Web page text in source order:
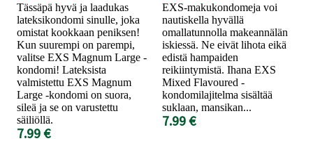
Tässäpä hyvä ja laadukas
lateksikondomi sinulle, joka
omistat kookkaan peniksen!
Kun suurempi on parempi,
valitse EXS Magnum Large -
kondomi! Lateksista
valmistettu EXS Magnum
Large -kondomi on suora,
sileä ja se on varustettu
säiliöllä.
7.99 €
EXS-makukondomeja voi
nautiskella hyvällä
omallatunnolla makeannälän
iskiessä. Ne eivät lihota eikä
edistä hampaiden
reikiintymistä. Ihana EXS
Mixed Flavoured -
kondomilajitelma sisältää
suklaan, mansikan...
7.99 €